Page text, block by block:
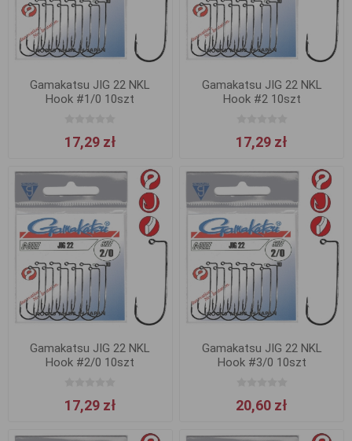
Gamakatsu JIG 22 NKL
Hook #1/0 10szt
17,29 zł
Gamakatsu JIG 22 NKL
Hook #2 10szt
17,29 zł
Gamakatsu JIG 22 NKL
Hook #2/0 10szt
17,29 zł
Gamakatsu JIG 22 NKL
Hook #3/0 10szt
20,60 zł